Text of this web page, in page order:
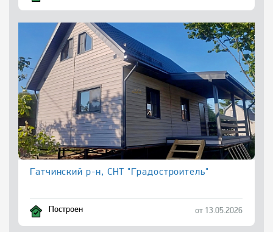
Гатчинский р-н, СНТ "Градостроитель"
Построен от 13.05.2026